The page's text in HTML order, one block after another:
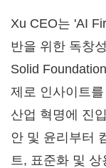
Xu CEO는 'AI
반을 위한 독창
Solid
제로 인사이트
산업 혁명에 진
안 및 윤리부터
트, 표준화 및